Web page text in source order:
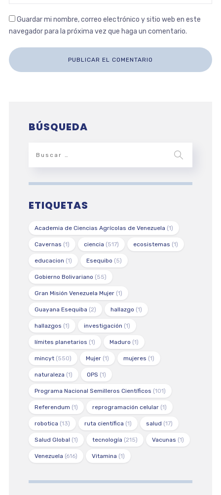
Guardar mi nombre, correo electrónico y sitio web en este
navegador para la próxima vez que haga un comentario.
BÚSQUEDA
ETIQUETAS
Academia de Ciencias Agrícolas de Venezuela (1)
Cavernas (1) ciencia (517) ecosistemas (1)
educacion (1) Esequibo (5)
Gobierno Bolivariano (55)
Gran Misión Venezuela Mujer(1)
Guayana Esequiba (2) hallazgo (1)
hallazgos (1) investigación (1)
límites planetarios (1) Maduro (1)
mincyt(550) Mujer(1) mujeres (1)
naturaleza (1) OPS (1)
Programa Nacional Semilleros Científicos (101)
Referendum (1) reprogramación celular(1)
robotica (13) ruta científica (1) salud (17)
Salud Global (1) tecnología (215) Vacunas (1)
Venezuela (616) Vitamina (1)